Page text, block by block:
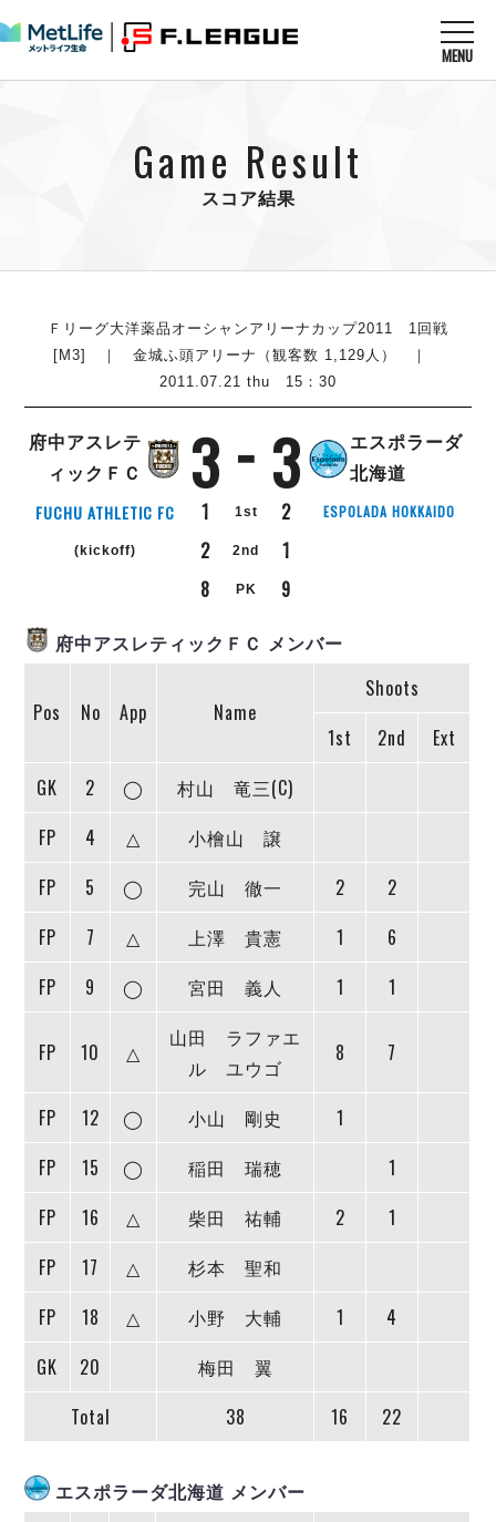
MENU
すべてのニュース
U-23選抜
チケット
メディア情報
その他
試合を観る MATCHES
順位表
戦績表
警告・退場・出場停止選手
個人ランキング｜シュート
個人ランキング｜シュート成功率
個人ランキング｜第2PK
メットライフ生命Ｆ２リーグ
試合日程
順位表
警告・退場・出場停止選手
個人ランキング｜シュート成功率
個人ランキング｜第2PK
メットライフ生命Ｆリーグカップ 2026
試合日程・結果
大会概要
過去の記録
エスポラーダ北海道
バルドラール浦安
フウガドールすみだ
しながわシティ
立川アスレティックFC
ペスカドーラ町田
湘南ベルマーレ
シュライカー大阪
バサジィ大分
マルバ水戸FC
リガーレヴィア葛飾
ヴィンセドール白山
デウソン神戸
ポルセイド浜田
ミラクルスマイル新居浜
チケットを買う TICKET
アリーナ情報
ABOUT US
リーグ概要
日本フットサルリーグについて
大会概要
クラブライセンス関連
ARCHIVE
過去の試合記録
ディビジョン1 試合記録
ディビジョン2 試合記録
記念ゴール
ハットトリック
担当審判員
選手の通算記録（Ｆ１）
エスポラーダ北海道
バルドラール浦安
フウガドールすみだ
立川アスレティックFC
湘南ベルマーレ
ボアルース長野
シュライカー大阪
バサジィ大分
選手の通算記録（Ｆ２）
ヴォスクオーレ仙台
プロジェクト PROJECT
ABeam AWARD
DIVISION 01
DIVISION 02
FOLLOW US!
Game Result
スコア結果
Ｆリーグ大洋薬品オーシャンアリーナカップ2011 1回戦
[M3] ｜ 金城ふ頭アリーナ（観客数 1,129人） ｜
2011.07.21 thu 15：30
府中アスレテ
ィックＦＣ
3 3
エスポラーダ
北海道
FUCHU ATHLETIC FC 1 1st 2 ESPOLADA HOKKAIDO
(kickoff) 2 2nd
1
8
PK
9
府中アスレティックＦＣ メンバー
Pos No App Name
Shoots
1st
2nd
Ext
GK
2 ◯
村山 竜三(C)
FP
4 △
小檜山 譲
FP
5 ◯ 完山 徹一 2
2
FP
7 △ 上澤 貴憲 1
6
FP
9 ◯ 宮田 義人 1 1
FP 10 △
山田 ラファエ
ル ユウゴ
8 7
FP 12 ◯ 小山 剛史
1
FP
15 ◯ 稲田 瑞穂
1
FP
16 △ 柴田 祐輔 2
1
FP
17 △
杉本 聖和
FP
18 △ 小野 大輔 1
4
GK
20
梅田 翼
Total
38 16 22
エスポラーダ北海道 メンバー